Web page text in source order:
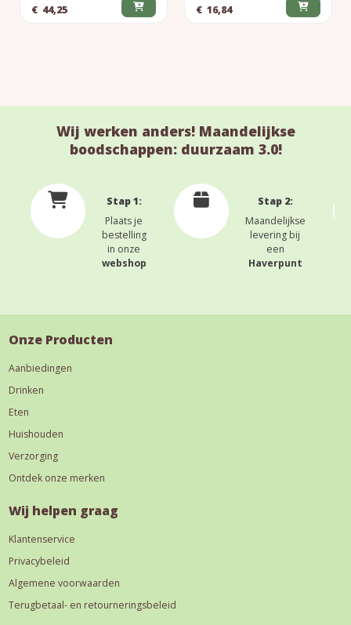
€ 44,25 € 16,84
Wij werken anders! Maandelijkse
boodschappen: duurzaam 3.0!
Stap 1:
Plaats je
bestelling
in onze
webshop
Stap 2:
Maandelijkse
levering bij
een
Haverpunt
Onze Producten
Aanbiedingen
Drinken
Eten
Huishouden
Verzorging
Ontdek onze merken
Wij helpen graag
Klantenservice
Privacybeleid
Algemene voorwaarden
Terugbetaal- en retourneringsbeleid